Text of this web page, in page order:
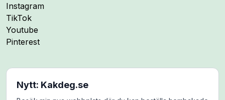
Följ mig på
Instagram
Följ mig på
TikTok
Följ mig på
Youtube
Följ mig på
Pinterest
Nytt: Kakdeg.se